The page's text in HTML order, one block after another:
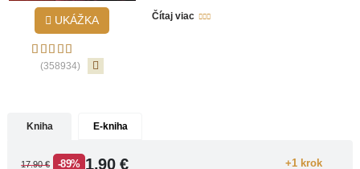
UKÁŽKA
(358934)
rozbitú hlavu. A my zisťujeme, že
Čítaj viac
Kniha E-kniha
+1 krok
17.90€ -89% 1.90 €